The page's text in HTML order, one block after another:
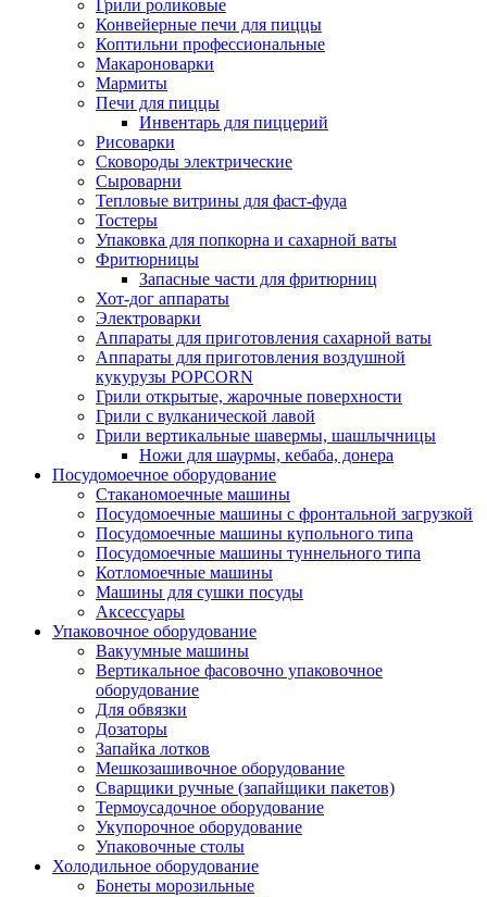
Грили роликовые
Конвейерные печи для пиццы
Коптильни профессиональные
Макароноварки
Мармиты
Печи для пиццы
Инвентарь для пиццерий
Рисоварки
Сковороды электрические
Сыроварни
Тепловые витрины для фаст-фуда
Тостеры
Упаковка для попкорна и сахарной ваты
Фритюрницы
Запасные части для фритюрниц
Хот-дог аппараты
Электроварки
Аппараты для приготовления сахарной ваты
Аппараты для приготовления воздушной
кукурузы POPCORN
Грили открытые, жарочные поверхности
Грили с вулканической лавой
Грили вертикальные шавермы, шашлычницы
Ножи для шаурмы, кебаба, донера
Посудомоечное оборудование
Стаканомоечные машины
Посудомоечные машины с фронтальной загрузкой
Посудомоечные машины купольного типа
Посудомоечные машины туннельного типа
Котломоечные машины
Машины для сушки посуды
Аксессуары
Упаковочное оборудование
Вакуумные машины
Вертикальное фасовочно упаковочное
оборудование
Для обвязки
Дозаторы
Запайка лотков
Мешкозашивочное оборудование
Сварщики ручные (запайщики пакетов)
Термоусадочное оборудование
Укупорочное оборудование
Упаковочные столы
Холодильное оборудование
Бонеты морозильные